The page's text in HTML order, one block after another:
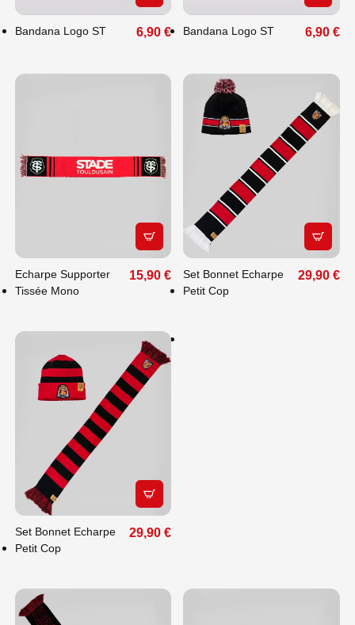
Bandana Logo ST 6,90 € Bandana Logo ST 6,90 €
APERÇU RAPIDE
Echarpe Supporter
Tissée Mono
15,90 €
Set Bonnet Echarpe
Petit Cop
29,90 €
APERÇU RAPIDE
Set Bonnet Echarpe
Petit Cop
29,90 €
FAITES PLAISIR
À VOS PROCHES
: OFFREZ-LEUR
LE CHOIX